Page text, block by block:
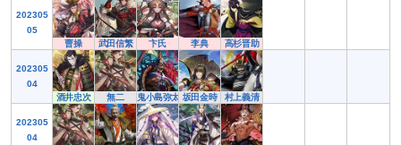
202305
05
曹操
武田信繁 卞氏 李典 高杉晋助
202305
04
酒井忠次
無二 鬼小島弥太郎坂田金時 村上義清
202305
04